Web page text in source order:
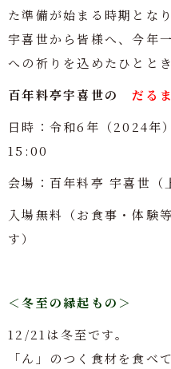
た準備が始まる時期とな
宇喜世から皆様へ、今年
への祈りを込めたひとと
百年料亭宇喜世のだる
日時：令和6年（2024
15:00
会場：百年料亭 宇喜世（
入場無料（お食事・体験
す）
＜冬至の縁起もの＞
12/21は冬至です。
「ん」のつく食材を食べ